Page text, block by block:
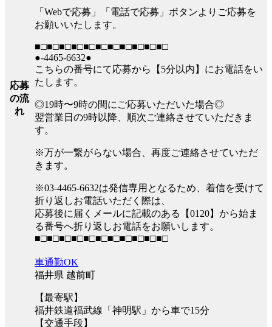
応募
の流
れ
「Webで応募」「電話で応募」ボタンよりご応募を
お願いいたします。
■□■□■□■□■□■□■□■□■□■□■□
●-4465-6632●
こちらの番号にて応募から【5分以内】にお電話をい
たします。
◎19時〜9時の間にご応募いただいた場合◎
翌営業日の9時以降、順次ご連絡させていただきま
す。
※万が一繋がらない場合、再度ご連絡させていただ
きます。
※03-4465-6632は発信専用となるため、着信を受けて
折り返しお電話いただく際は、
応募後に届くメールに記載のある【0120】から始ま
る番号へ折り返しお電話をお願いします。
■□■□■□■□■□■□■□■□■□■□■□
車通勤OK
福井県 越前町
【最寄駅】
福井鉄道福武線「神明駅」から車で15分
【交通手段】